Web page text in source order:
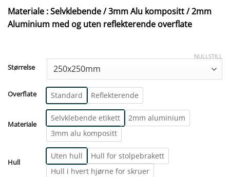
Materiale : Selvklebende / 3mm Alu kompositt / 2mm
Aluminium med og uten reflekterende overflate
Størrelse
Overflate Standard Reflekterende
Materiale
Selvklebende etikett
2mm aluminium
3mm alu kompositt
Hull
Uten hull
Hull for stolpebrakett
Hull i hvert hjørne for skruer
NULLSTILL